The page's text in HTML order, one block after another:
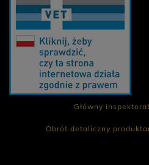
Główny
Obrót detaliczny